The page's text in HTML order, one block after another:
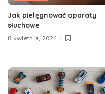
Jak pielęgnować aparaty
słuchowe
8 kwietnia, 2024